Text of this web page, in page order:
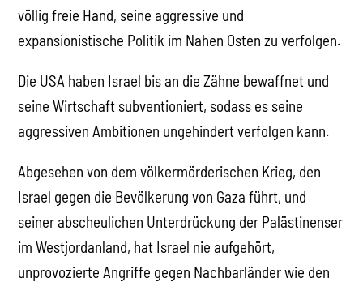
völlig freie Hand, seine aggressive und
expansionistische Politik im Nahen Osten zu verfolgen.
Die USA haben Israel bis an die Zähne bewaffnet und
seine Wirtschaft subventioniert, sodass es seine
aggressiven Ambitionen ungehindert verfolgen kann.
Abgesehen von dem völkermörderischen Krieg, den
Israel gegen die Bevölkerung von Gaza führt, und
seiner abscheulichen Unterdrückung der Palästinenser
im Westjordanland, hat Israel nie aufgehört,
unprovozierte Angriffe gegen Nachbarländer wie den